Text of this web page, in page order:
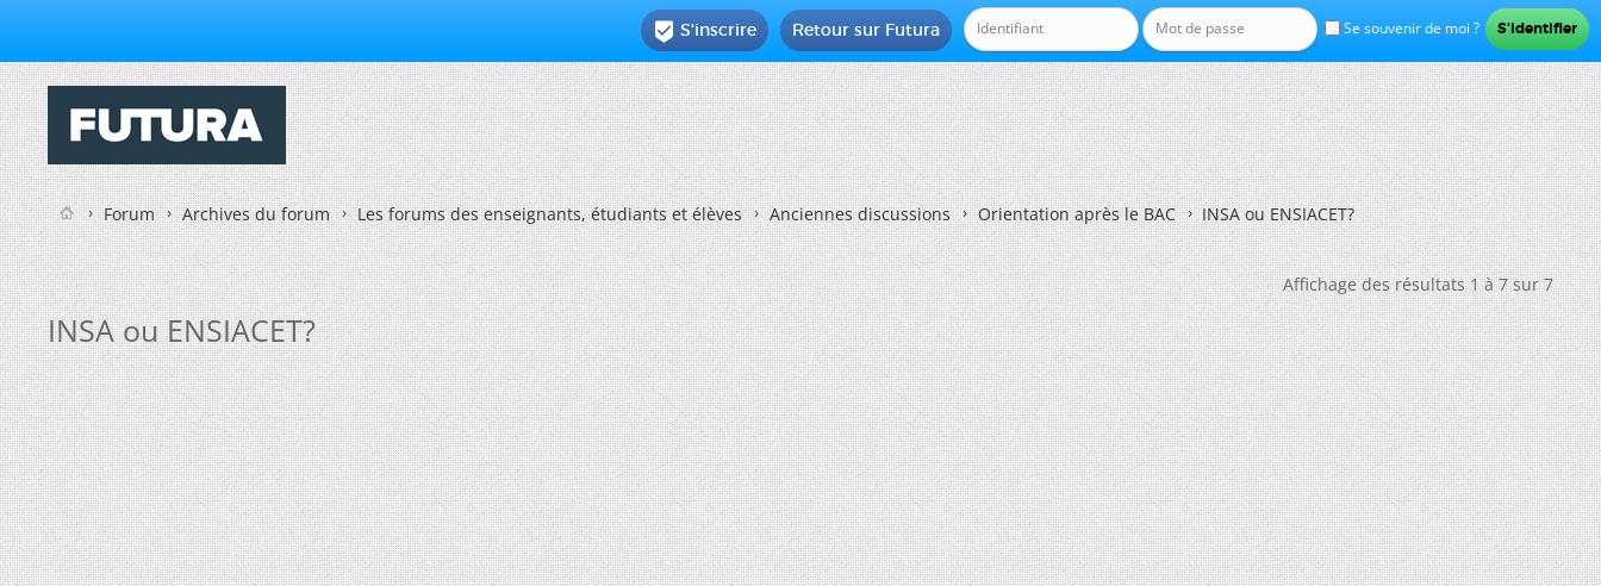
Se souvenir de moi ?
Retour sur Futura
 S'inscrire
Forum Archives du forum Les forums des enseignants, étudiants et élèves Anciennes discussions Orientation après le BAC INSA ou ENSIACET?
Affichage des résultats 1 à 7 sur 7
INSA ou ENSIACET?